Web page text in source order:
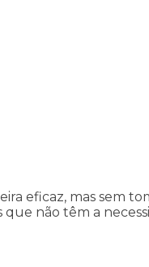
eficaz, mas sem
não têm a